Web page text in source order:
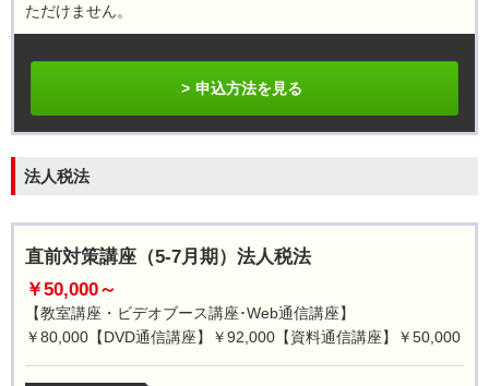
ただけません。
申込方法を見る
法人税法
直前対策講座（5-7月期）法人税法
￥50,000～
【教室講座・ビデオブース講座･Web通信講座】
￥80,000【DVD通信講座】￥92,000【資料通信講座】￥50,000